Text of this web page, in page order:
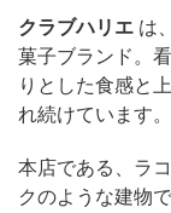
クラブハリエ は
菓子ブランド。
りとした食感と
れ続けています。
本店である、ラ
クのような建物